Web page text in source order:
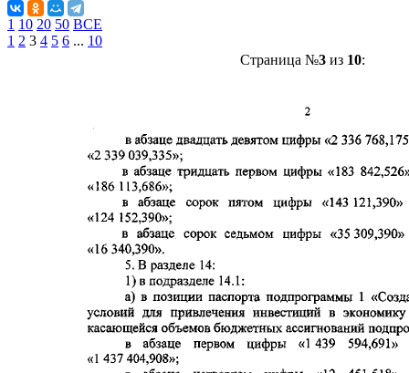
1 10 20 50 ВСЕ
1 2 3 4 5 6 ... 10
Страница №3из 10: